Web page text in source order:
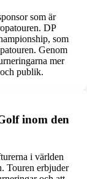
som är
DP
som
Genom
mer
publik.
inom den
i världen
Touren erbjuder